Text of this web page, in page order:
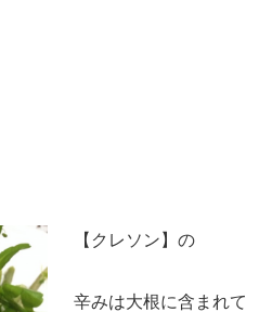
【クレソン】の
辛みは大根に含まれて